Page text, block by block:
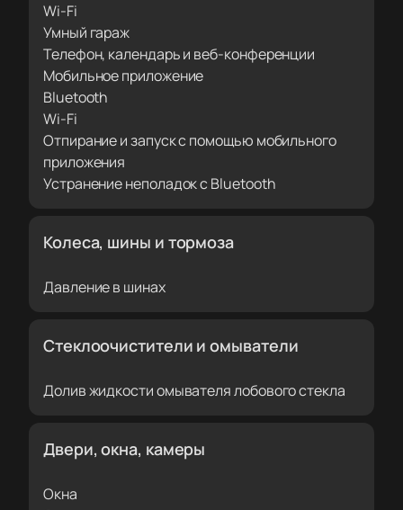
Wi-Fi
Умный гараж
Телефон, календарь и веб-конференции
Мобильное приложение
Bluetooth
Wi-Fi
Отпирание и запуск с помощью мобильного
приложения
Устранение неполадок с Bluetooth
Колеса, шины и тормоза
Давление в шинах
Стеклоочистители и омыватели
Долив жидкости омывателя лобового стекла
Двери, окна, камеры
Окна